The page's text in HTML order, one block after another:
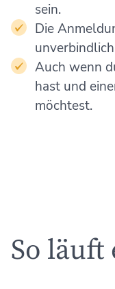
sein.
Die
Auch wenn
hast und
möchtest.
So läuft